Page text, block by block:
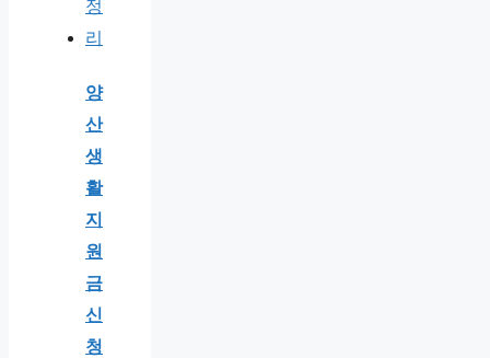
양
산
생
활
지
원
금
신
청